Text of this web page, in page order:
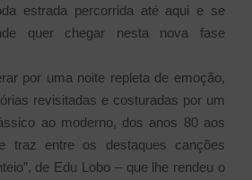
estrada percorrida até aqui e se
quer chegar nesta nova fase
por uma noite repleta de emoção,
revisitadas e costuradas por um
ao moderno, dos anos 80 aos
traz entre os destaques canções
de Edu Lobo – que lhe rendeu o